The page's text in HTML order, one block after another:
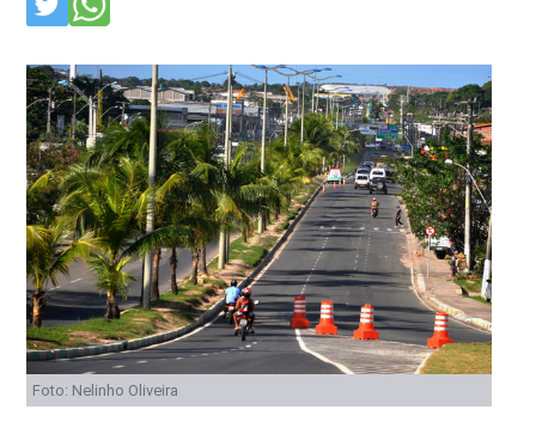
Foto: Nelinho Oliveira